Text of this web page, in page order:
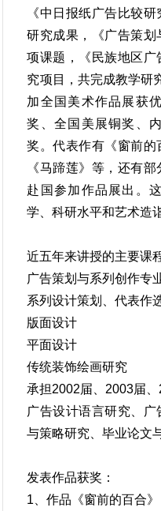
《中日报纸广告比较
研究成果，《广告策
项课题，《民族地区
究项目，共完成教学研
加全国美术作品展获
奖、全国美展铜奖、
奖。代表作有《窗前的
《马蹄莲》等，还有
赴国参加作品展出。
学、科研水平和艺术造
近五年来讲授的主要课
广告策划与系列创作专
系列设计策划、代表作
版面设计
平面设计
传统装饰绘画研究
承担2002届、2003届
广告设计语言研究、
与策略研究、毕业论文
发表作品获奖：
1、作品《窗前的百合》